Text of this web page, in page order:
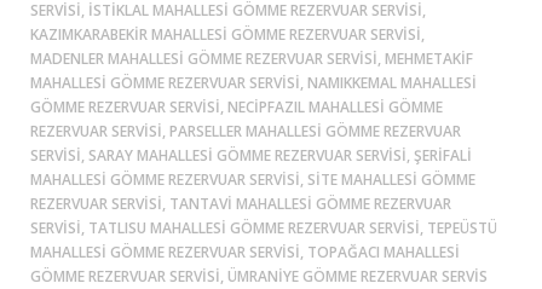
SERVISI, İSTIKLAL MAHALLESI GÖMME REZERVUAR SERVISI,
KAZIMKARABEKIR MAHALLESI GÖMME REZERVUAR SERVISI,
MADENLER MAHALLESI GÖMME REZERVUAR SERVISI, MEHMETAKIF
MAHALLESI GÖMME REZERVUAR SERVISI, NAMIKKEMAL MAHALLESI
GÖMME REZERVUAR SERVISI, NECIPFAZIL MAHALLESI GÖMME
REZERVUAR SERVISI, PARSELLER MAHALLESI GÖMME REZERVUAR
SERVISI, SARAY MAHALLESI GÖMME REZERVUAR SERVISI, ŞERIFALI
MAHALLESI GÖMME REZERVUAR SERVISI, SITE MAHALLESI GÖMME
REZERVUAR SERVISI, TANTAVI MAHALLESI GÖMME REZERVUAR
SERVISI, TATLISU MAHALLESI GÖMME REZERVUAR SERVISI, TEPEÜSTÜ
MAHALLESI GÖMME REZERVUAR SERVISI, TOPAĞACI MAHALLESI
GÖMME REZERVUAR SERVISI, ÜMRANIYE GÖMME REZERVUAR SERVIS